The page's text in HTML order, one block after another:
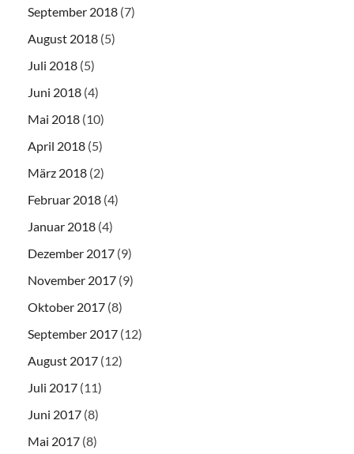
September 2018 (7)
August 2018 (5)
Juli 2018 (5)
Juni 2018 (4)
Mai 2018 (10)
April 2018 (5)
März 2018 (2)
Februar 2018 (4)
Januar 2018 (4)
Dezember 2017 (9)
November 2017 (9)
Oktober 2017 (8)
September 2017 (12)
August 2017 (12)
Juli 2017 (11)
Juni 2017 (8)
Mai 2017 (8)